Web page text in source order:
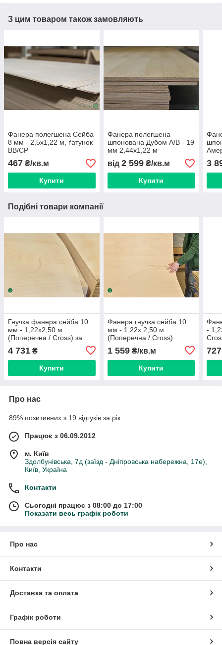
З цим товаром також замовляють
Фанера полегшена Сейба
8 мм - 2,5х1,22 м, ґатунок
BB/CР
467 ₴/кв.м
Купити
Фанера полегшена
шпонована Дубом А/В - 19
мм 2,44х1,22 м
від 2 599₴/кв.м
Купити
3
Подібні товари компанії
Гнучка фанера сейба 10
мм - 1,22х2,50 м
(Поперечна / Cross) за
4 731 ₴
Купити
Фанера гнучка сейба 10
мм - 1,22х 2,50 м
(Поперечна / Cross)
1 559₴/кв.м
Купити
-
727
Про нас
89% позитивних з 19 відгуків за рік
Працює з 06.09.2012
м. Київ
Здолбунівська, 7д (заїзд - Дніпровська набережна, 17е),
Київ, Україна
Контакти
Сьогодні працює з 08:00 до 17:00
Показати весь графік роботи
Про нас
Контакти
Доставка та оплата
Графік роботи
Повна версія сайту